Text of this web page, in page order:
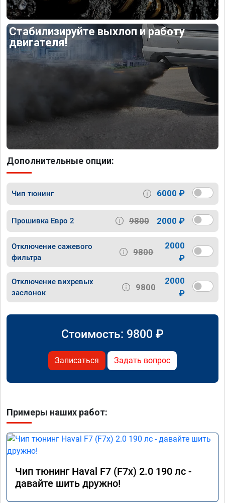
Стабилизируйте выхлоп и работу
двигателя!
Дополнительные опции:
Чип тюнинг 6000 ₽
Прошивка Евро 2 9800 2000 ₽
Отключение сажевого
фильтра
9800
2000
₽
Отключение вихревых
заслонок
9800
2000
₽
Стоимость: 9800 ₽
Записаться Задать вопрос
Примеры наших работ:
Чип тюнинг Haval F7 (F7x) 2.0 190 лс -
давайте шить дружно!